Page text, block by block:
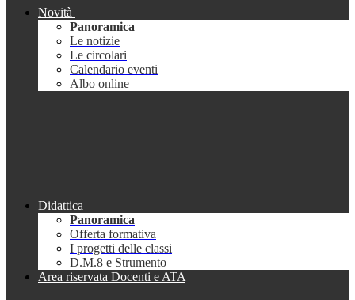
Novità
Panoramica
Le notizie
Le circolari
Calendario eventi
Albo online
Didattica
Panoramica
Offerta formativa
I progetti delle classi
D.M.8 e Strumento
Area riservata Docenti e ATA